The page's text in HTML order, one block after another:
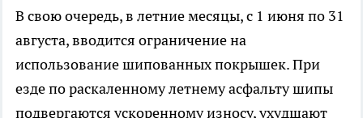
В свою очередь, в летние месяцы, с 1 июня по 31
августа, вводится ограничение на
использование шипованных покрышек. При
езде по раскаленному летнему асфальту шипы
подвергаются ускоренному износу, ухудшают